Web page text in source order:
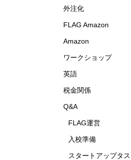
外注化
FLAG Amazon
Amazon
ワークショップ
英語
税金関係
Q&A
FLAG運営
入校準備
スタートアップタス